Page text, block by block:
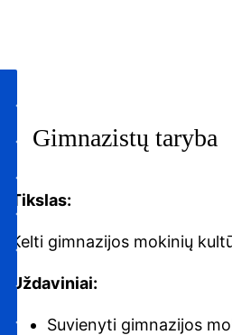
Gimnazistų taryba
Tikslas:
Kelti gimnazijos mokinių
Uždaviniai:
Suvienyti gimnazijos